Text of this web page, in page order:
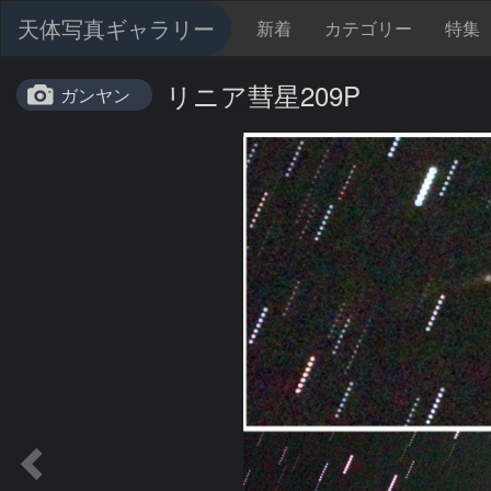
天体写真ギャラリー 新着 カテゴリー 特集
ガンヤン リニア彗星209P